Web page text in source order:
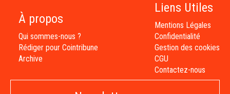
À propos
Qui sommes-nous ?
Rédiger pour Cointribune
Archive
Liens Utiles
Mentions Légales
Confidentialité
Gestion des cookies
CGU
Contactez-nous